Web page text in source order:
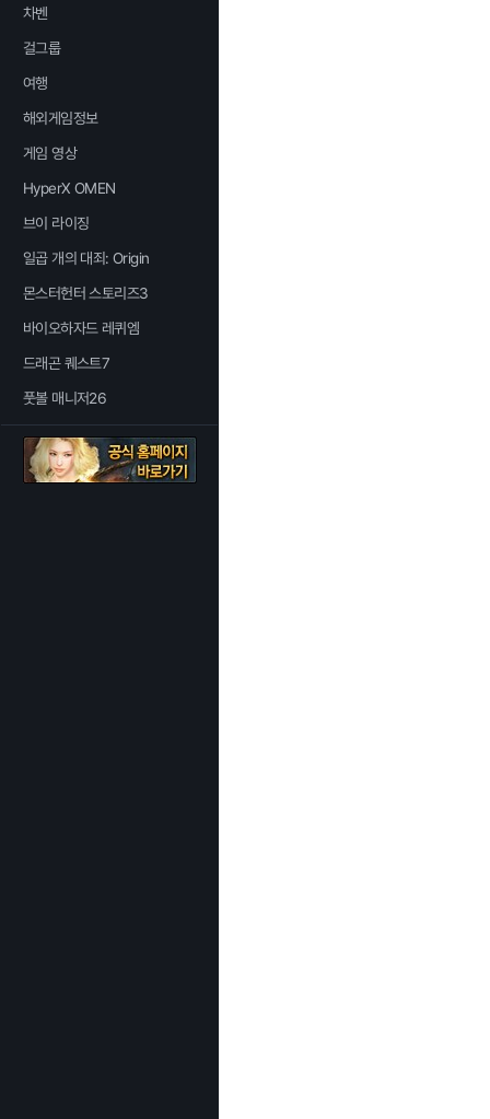
차벤
걸그룹
여행
해외게임정보
게임 영상
HyperX OMEN
브이 라이징
일곱 개의 대죄: Origin
몬스터헌터 스토리즈3
바이오하자드 레퀴엠
드래곤 퀘스트7
풋볼 매니저26